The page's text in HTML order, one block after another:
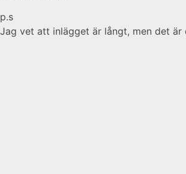
p.s
Jag vet att inlägget är långt, men det